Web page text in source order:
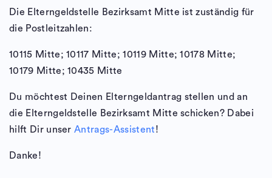
Die Elterngeldstelle Bezirksamt Mitte ist zuständig für
die Postleitzahlen:
10115 Mitte; 10117 Mitte; 10119 Mitte; 10178 Mitte;
10179 Mitte; 10435 Mitte
Du möchtest Deinen Elterngeldantrag stellen und an
die Elterngeldstelle Bezirksamt Mitte schicken? Dabei
hilft Dir unserAntrags-Assistent!
Danke!